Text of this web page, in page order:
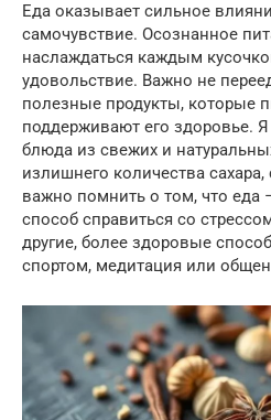
Еда оказывает сильное
самочувствие. Осознанное
наслаждаться каждым
удовольствие. Важно не
полезные продукты, которые
поддерживают его здоровье.
блюда из свежих и
излишнего количества
важно помнить о том, что еда
способ справиться со
другие, более здоровые
спортом, медитация или